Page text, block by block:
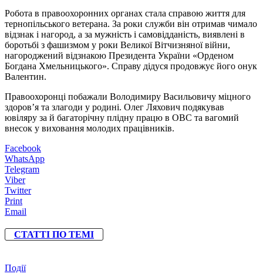
Робота в правоохоронних органах стала справою життя для
тернопільського ветерана. За роки служби він отримав чимало
відзнак і нагород, а за мужність і самовідданість, виявлені в
боротьбі з фашизмом у роки Великої Вітчизняної війни,
нагороджений відзнакою Президента України «Орденом
Богдана Хмельницького». Справу дідуся продовжує його онук
Валентин.
Правоохоронці побажали Володимиру Васильовичу міцного
здоров’я та злагоди у родині. Олег Ляхович подякував
ювіляру за й багаторічну плідну працю в ОВС та вагомий
внесок у виховання молодих працівників.
Facebook
WhatsApp
Telegram
Viber
Twitter
Print
Email
СТАТТІ ПО ТЕМІ
Події